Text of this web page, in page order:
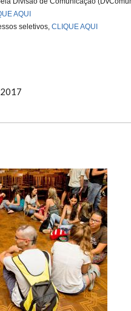
AQUI
seletivos, CLIQUE AQUI